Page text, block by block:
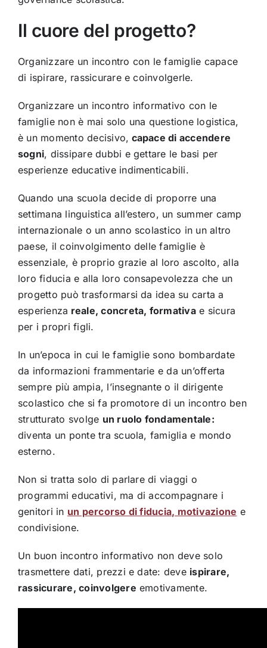
Il cuore del progetto?
Organizzare un incontro con le famiglie capace
di ispirare, rassicurare e coinvolgerle.
Organizzare un incontro informativo con le
famiglie non è mai solo una questione logistica,
è un momento decisivo, capace di accendere
sogni, dissipare dubbi e gettare le basi per
esperienze educative indimenticabili.
Quando una scuola decide di proporre una
settimana linguistica all’estero, un summer camp
internazionale o un anno scolastico in un altro
paese, il coinvolgimento delle famiglie è
essenziale, è proprio grazie al loro ascolto, alla
loro fiducia e alla loro consapevolezza che un
progetto può trasformarsi da idea su carta a
esperienza reale, concreta, formativae sicura
per i propri figli.
In un’epoca in cui le famiglie sono bombardate
da informazioni frammentarie e da un’offerta
sempre più ampia, l’insegnante o il dirigente
scolastico che si fa promotore di un incontro ben
strutturato svolge un ruolo fondamentale:
diventa un ponte tra scuola, famiglia e mondo
esterno.
Non si tratta solo di parlare di viaggi o
programmi educativi, ma di accompagnare i
genitori in un percorso di fiducia, motivazione e
condivisione.
Un buon incontro informativo non deve solo
trasmettere dati, prezzi e date: deve ispirare,
rassicurare, coinvolgere emotivamente.